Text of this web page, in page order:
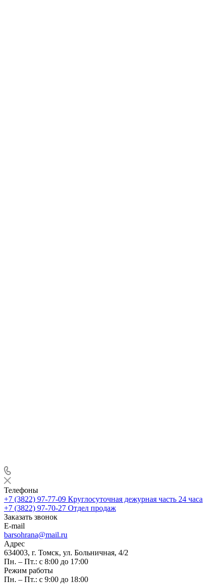
Телефоны
+7 (3822) 97-77-09 Круглосуточная дежурная часть 24 часа
+7 (3822) 97-70-27 Отдел продаж
Заказать звонок
E-mail
barsohrana@mail.ru
Адрес
634003, г. Томск, ул. Больничная, 4/2
Пн. – Пт.: с 8:00 до 17:00
Режим работы
Пн. – Пт.: с 9:00 до 18:00